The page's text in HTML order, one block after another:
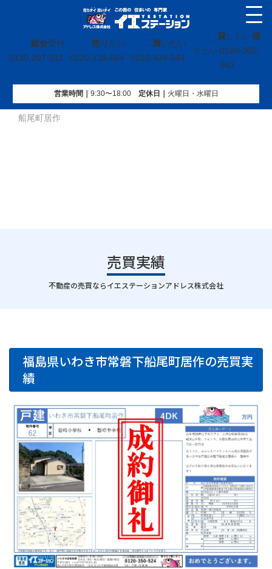
総合受付
0120-297-011
売りたい
0120-139-664
買いたい
0120-424-544
貸し たい 借
り たい 0120-302-
563
営業時間｜ 9:30〜18:00定休⽇｜ 火曜⽇・水曜⽇
イエステーション»売買実績»戸建»福島県いわき市常磐下
船尾町居作
売買実績
｜
不動産の売買ならイエステーションアドレス株式会社
福島県いわき市常磐下船尾町居作の売買実
績